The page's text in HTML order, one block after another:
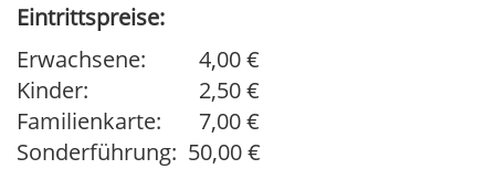
Eintrittspreise:
Erwachsene:
4,00 €
Kinder:
2,50 €
Familienkarte:
7,00 €
Sonderführung: 50,00 €